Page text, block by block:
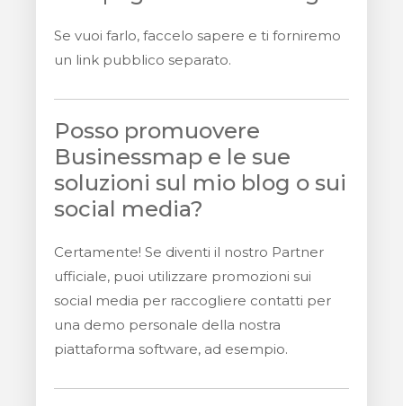
Se vuoi farlo, faccelo sapere e ti forniremo
un link pubblico separato.
Posso promuovere
Businessmap e le sue
soluzioni sul mio blog o sui
social media?
Certamente! Se diventi il nostro Partner
ufficiale, puoi utilizzare promozioni sui
social media per raccogliere contatti per
una demo personale della nostra
piattaforma software, ad esempio.